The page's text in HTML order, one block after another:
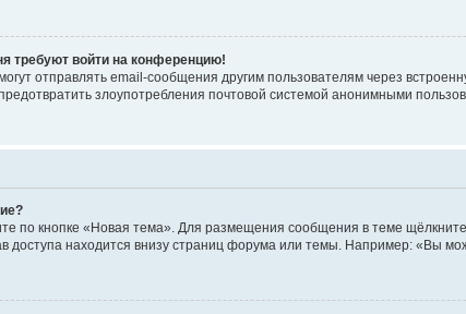
требуют войти на конференцию!
отправлять email-сообщения другим пользователям через
злоупотребления почтовой системой анонимными
по кнопке «Новая тема». Для размещения сообщения в теме
доступа находится внизу страниц форума или темы. Например: «Вы